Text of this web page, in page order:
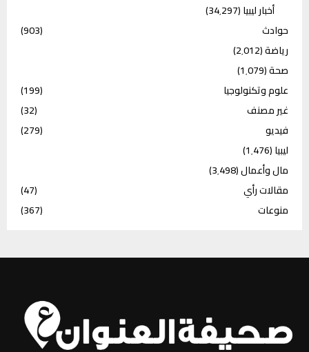
أخبار ليبيا(34٬297)
حوادث
(903)
رياضة(2٬012)
صحة(1٬079)
علوم وتكنولوجيا
(199)
غير مصنف
(32)
فيديو
(279)
ليبيا(1٬476)
مال وأعمال(3٬498)
مقالات رأي
(47)
منوعات
(367)